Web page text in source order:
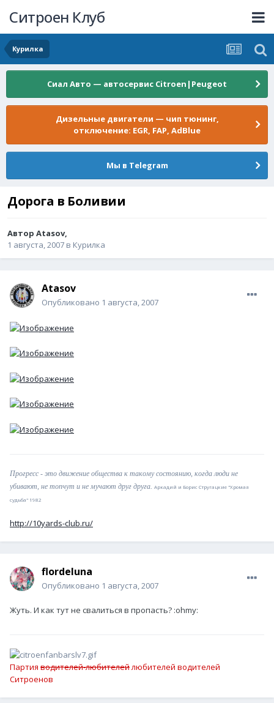
Ситроен Клуб
Курилка
Сиал Авто — автосервис Citroen|Peugeot
Дизельные двигатели — чип тюнинг,
отключение: EGR, FAP, AdBlue
Мы в Telegram
Дорога в Боливии
Автор Atasov,
1 августа, 2007 в Курилка
Atasov
Опубликовано 1 августа, 2007
Прогресс - это движение общества к такому состоянию, когда люди не
убивают, не топчут и не мучают друг друга. Аркадий и Борис Стругацкие "Хромая
судьба" 1982
http://10yards-club.ru/
flordeluna
Опубликовано 1 августа, 2007
Жуть. И как тут не свалиться в пропасть? :ohmy:
Партия водителей-любителейлюбителей водителей
Ситроенов